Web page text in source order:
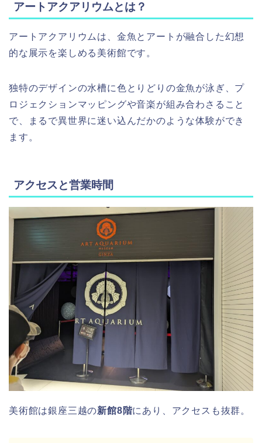
アートアクアリウムとは？
アートアクアリウムは、金魚とアートが融合した幻想
的な展示を楽しめる美術館です。
独特のデザインの水槽に色とりどりの金魚が泳ぎ、プ
ロジェクションマッピングや音楽が組み合わさること
で、まるで異世界に迷い込んだかのような体験ができ
ます。
アクセスと営業時間
美術館は銀座三越の新館8階にあり、アクセスも抜群。